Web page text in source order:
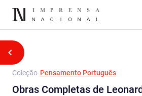
Coleção Pensamento Português
Obras Completas de